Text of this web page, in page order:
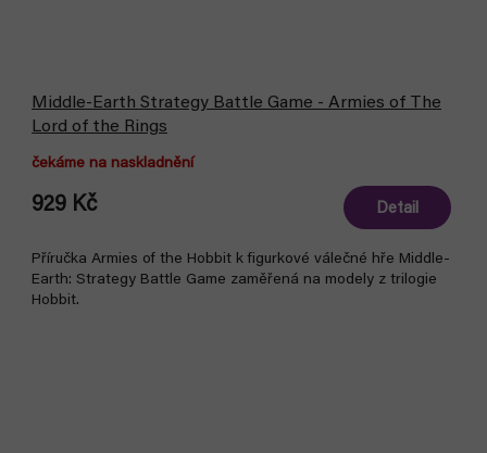
Middle-Earth Strategy Battle Game - Armies of The
Lord of the Rings
čekáme na naskladnění
929 Kč Detail
Příručka Armies of the Hobbit k figurkové válečné hře Middle-
Earth: Strategy Battle Game zaměřená na modely z trilogie
Hobbit.